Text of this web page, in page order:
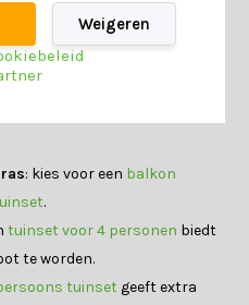
uitstraling. De ruimte, het
waarop je de set gebruikt zijn
met z’n tweeën buiten,
: kies voor een balkon
.
tuinset voor 4 personen biedt
te worden.
tuinset geeft extra
Weigeren